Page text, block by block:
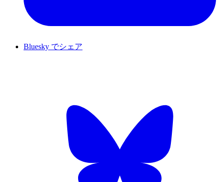
Bluesky でシェア